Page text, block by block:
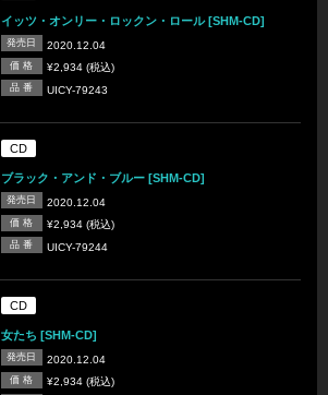
イッツ・オンリー・ロックン・ロール [SHM-CD]
発売日 2020.12.04
価 格 ¥2,934 (税込)
品 番 UICY-79243
CD
ブラック・アンド・ブルー [SHM-CD]
発売日 2020.12.04
価 格 ¥2,934 (税込)
品 番 UICY-79244
CD
女たち [SHM-CD]
発売日 2020.12.04
価 格 ¥2,934 (税込)